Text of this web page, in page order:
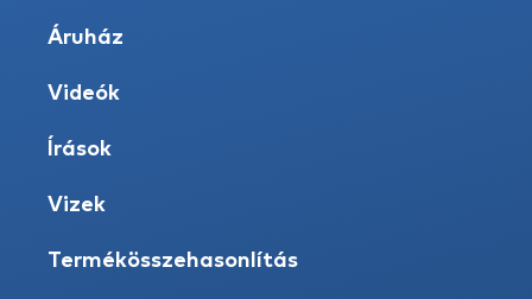
Áruház
Videók
Írások
Vizek
Termékösszehasonlítás